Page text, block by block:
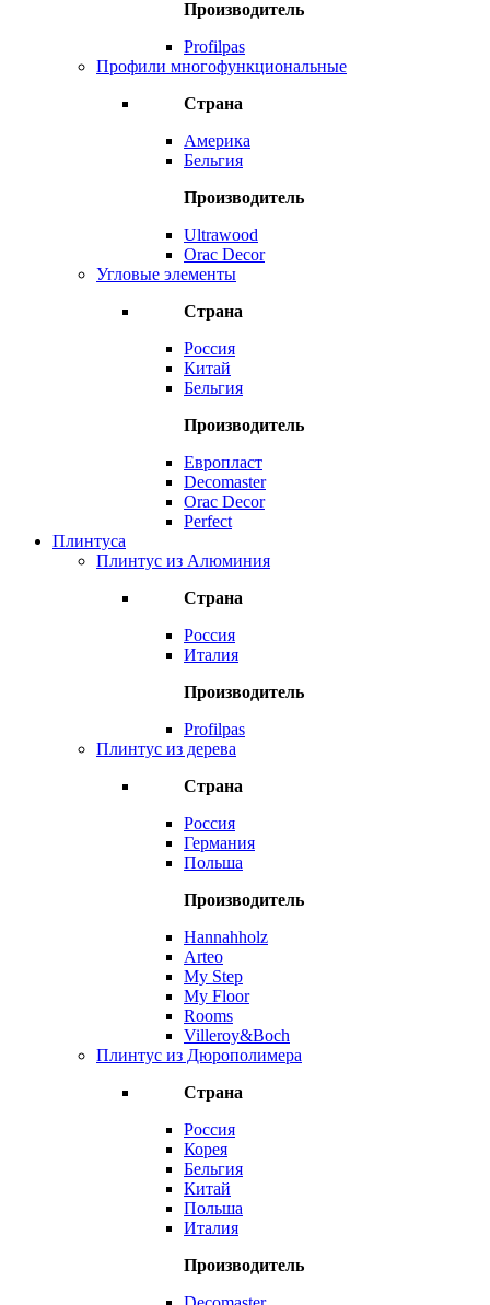
Производитель
Profilpas
Профили многофункциональные
Страна
Америка
Бельгия
Производитель
Ultrawood
Orac Decor
Угловые элементы
Страна
Россия
Китай
Бельгия
Производитель
Европласт
Decomaster
Orac Decor
Perfect
Плинтуса
Плинтус из Алюминия
Страна
Россия
Италия
Производитель
Profilpas
Плинтус из дерева
Страна
Россия
Германия
Польша
Производитель
Hannahholz
Arteo
My Step
My Floor
Rooms
Villeroy&Boch
Плинтус из Дюрополимера
Страна
Россия
Корея
Бельгия
Китай
Польша
Италия
Производитель